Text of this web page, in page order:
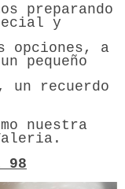
preparando
y
opciones, a
pequeño
recuerdo
nuestra
98